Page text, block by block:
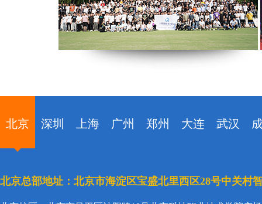
北京 深圳 上海 广州 郑州 大连 武汉
北京总部地址：北京市海淀区宝盛北里西区28号中关村